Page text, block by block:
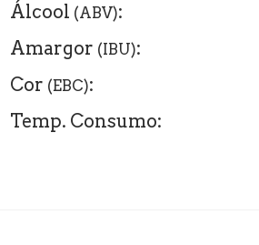
Álcool (ABV):
Amargor (IBU):
Cor (EBC):
Temp. Consumo: